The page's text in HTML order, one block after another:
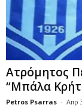
Ατρόμητος
“Μπάλα
Petros Psarras - Απρ